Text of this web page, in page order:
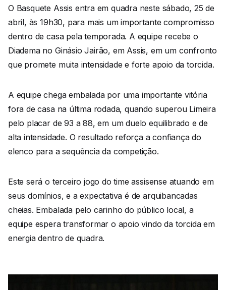
O Basquete Assis entra em quadra neste sábado, 25 de
abril, às 19h30, para mais um importante compromisso
dentro de casa pela temporada. A equipe recebe o
Diadema no Ginásio Jairão, em Assis, em um confronto
que promete muita intensidade e forte apoio da torcida.
A equipe chega embalada por uma importante vitória
fora de casa na última rodada, quando superou Limeira
pelo placar de 93 a 88, em um duelo equilibrado e de
alta intensidade. O resultado reforça a confiança do
elenco para a sequência da competição.
Este será o terceiro jogo do time assisense atuando em
seus domínios, e a expectativa é de arquibancadas
cheias. Embalada pelo carinho do público local, a
equipe espera transformar o apoio vindo da torcida em
energia dentro de quadra.